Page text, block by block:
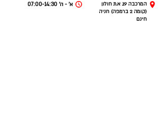
א׳ - ה׳ 07:00-14:30
המרכבה 19. א.ת חולון
(קומה 2 ברמפה) חניה
חינם